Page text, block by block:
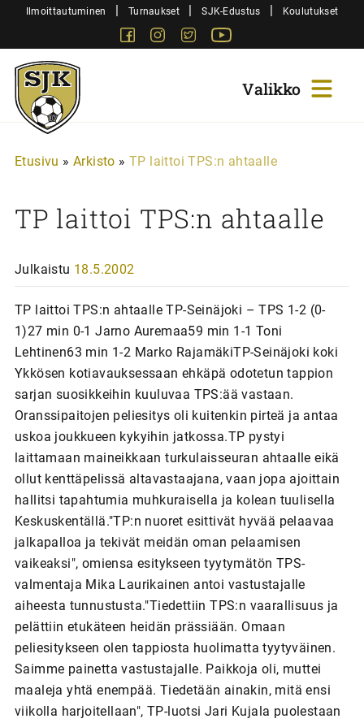
SiirryIlmoittautuminen | Turnaukset | SJK-Edustus | Koulutukset
FacebookInstagram
Twitter
Sjk-
Juniorit
Etusivu » Arkisto » TP laittoi TPS:n ahtaalle
TP laittoi TPS:n ahtaalle
Julkaistu 18.5.2002
TP laittoi TPS:n ahtaalle TP-Seinäjoki – TPS 1-2 (0-
1)27 min 0-1 Jarno Auremaa59 min 1-1 Toni
Lehtinen63 min 1-2 Marko RajamäkiTP-Seinäjoki koki
Ykkösen kotiavauksessaan ehkäpä odotetun tappion
sarjan suosikkeihin kuuluvaa TPS:ää vastaan.
Oranssipaitojen peliesitys oli kuitenkin pirteä ja antaa
uskoa joukkueen kykyihin jatkossa.TP pystyi
laittamaan maineikkaan turkulaisseuran ahtaalle eikä
ollut kenttäpelissä altavastaajana, vaan jopa ajoittain
hallitsi tapahtumia muhkuraisella ja kolean tuulisella
Keskuskentällä."TP:n nuoret esittivät hyvää pelaavaa
jalkapalloa ja tekivät meidän oman pelaamisen
vaikeaksi", omiensa esitykseen tyytymätön TPS-
valmentaja Mika Laurikainen antoi vastustajalle
aiheesta tunnustusta."Tiedettiin TPS:n vaarallisuus ja
pelättiin etukäteen heidän prässiään. Omaan
peliesitykseen olen tappiosta huolimatta tyytyväinen.
Saimme painetta vastustajalle. Paikkoja oli, muttei
maaleja yhtä enempää. Tiedetään ainakin, mitä ensi
viikolla harjoitellaan", TP-luotsi Jari Kujala puolestaan